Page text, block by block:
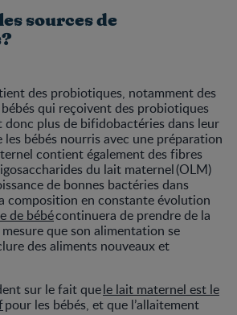
sources de
des probiotiques, notamment des
qui reçoivent des probiotiques
donc plus de bifidobactéries dans leur
bébés nourris avec une préparation
contient également des fibres
du lait maternel (OLM)
de bonnes bactéries dans
composition en constante évolution
de bébécontinuera de prendre de la
que son alimentation se
des aliments nouveaux et
sur le fait quele lait maternel est le
pour les bébés, et que l’allaitement